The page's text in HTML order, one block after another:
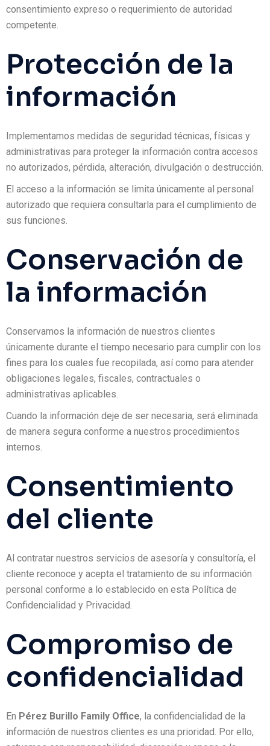
consentimiento expreso o requerimiento de autoridad
competente.
Protección de la
información
Implementamos medidas de seguridad técnicas, físicas y
administrativas para proteger la información contra accesos
no autorizados, pérdida, alteración, divulgación o destrucción.
El acceso a la información se limita únicamente al personal
autorizado que requiera consultarla para el cumplimiento de
sus funciones.
Conservación de
la información
Conservamos la información de nuestros clientes
únicamente durante el tiempo necesario para cumplir con los
fines para los cuales fue recopilada, así como para atender
obligaciones legales, fiscales, contractuales o
administrativas aplicables.
Cuando la información deje de ser necesaria, será eliminada
de manera segura conforme a nuestros procedimientos
internos.
Consentimiento
del cliente
Al contratar nuestros servicios de asesoría y consultoría, el
cliente reconoce y acepta el tratamiento de su información
personal conforme a lo establecido en esta Política de
Confidencialidad y Privacidad.
Compromiso de
confidencialidad
En Pérez Burillo Family Office, la confidencialidad de la
información de nuestros clientes es una prioridad. Por ello,